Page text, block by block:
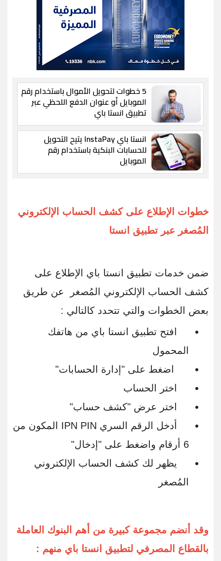
5 خطوات لتحويل الأموال باستخدام رقم
الموبايل أو عنوان الدفع اللحظي عبر
تطبيق انستا باي
انستا باي InstaPay يتيح التحويل
للحسابات البنكية باستخدام رقم
الموبايل
خطوات الإطلاع على كشف الحساب الإلكتروني
المُصغر عبر تطبيق انستا
ضمن خدمات تطبيق انستا باي الإطلاع على
كشف الحساب الإلكتروني المُصغر عن طريق
بعض الخطوات والتي تتحدد كالتالي :
افتح تطبيق انستا باي من هاتفك
المحمول
اضغط على "إدارة الحسابات"
اختر الحساب
اختر عرض "كشف حساب"
أدخل الرقم السري IPN PIN المكون من
6 أرقام واضغط على "إدخال"
يظهر لك كشف الحساب الإلكتروني
المُصغر
وقد أنضم مجموعة كبيرة من أهم البنوك العاملة
بالقطاع المصرفي لتطبيق انستا باي منهم :